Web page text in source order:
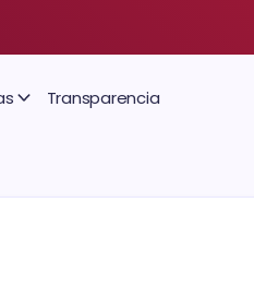
Transparencia